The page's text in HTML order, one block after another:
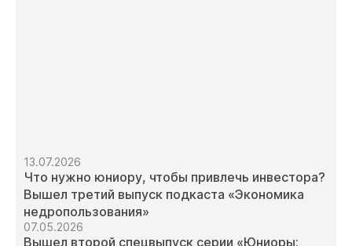
13.07.2026
Что нужно юниору, чтобы привлечь инвестора?
Вышел третий выпуск подкаста «Экономика
недропользования»
07.05.2026
Вышел второй спецвыпуск серии «Юниоры: